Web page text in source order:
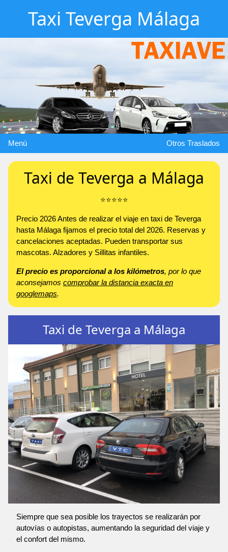
Taxi Teverga Málaga
Menú Otros Traslados
Taxi de Teverga a Málaga
⭐️⭐️⭐️⭐️⭐️
Precio 2026 Antes de realizar el viaje en taxi de Teverga
hasta Málaga fijamos el precio total del 2026. Reservas y
cancelaciones aceptadas. Pueden transportar sus
mascotas. Alzadores y Sillitas infantiles.
El precio es proporcional a los kilómetros, por lo que
aconsejamos comprobar la distancia exacta en
googlemaps.
Taxi de Teverga a Málaga
Siempre que sea posible los trayectos se realizarán por
autovías o autopistas, aumentando la seguridad del viaje y
el confort del mismo.